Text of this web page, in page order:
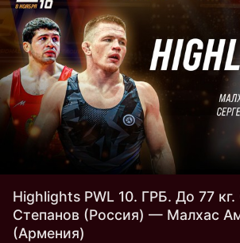
Highlights PWL 10. ГРБ. До 77 кг.
Степанов (Россия) — Малхас
(Армения)